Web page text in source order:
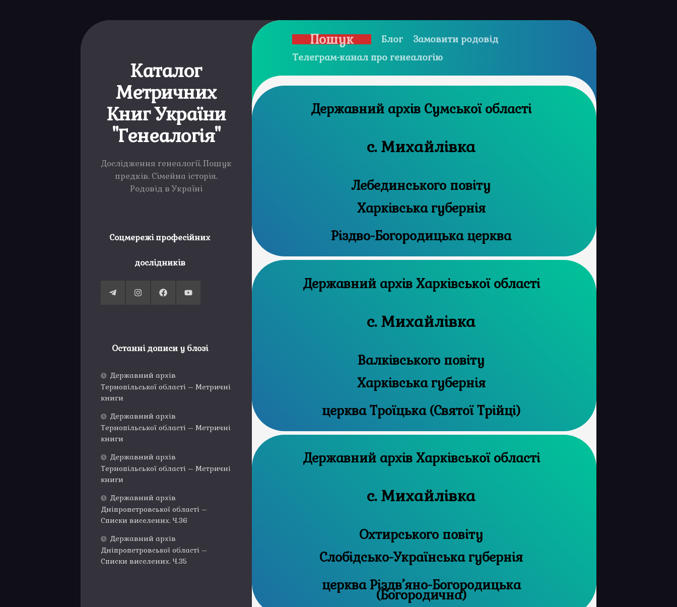
Каталог
Метричних
Книг України
"Генеалогія"
Дослідження генеалогії. Пошук
предків. Сімейна історія.
Родовід в Україні
Соцмережі професійних
дослідників
Останні дописи у блозі
Державний архів
Тернопільської області – Метричні
книги
Державний архів
Тернопільської області – Метричні
книги
Державний архів
Тернопільської області – Метричні
книги
Державний архів
Дніпропетровської області –
Списки виселених. Ч.36
Державний архів
Дніпропетровської області –
Списки виселених. Ч.35
Пошук Блог
Замовити родовід
Телеграм-канал про генеалогію
Державний архів Сумської області
с. Михайлівка
Лебединського повіту
Харківська губернія
Різдво-Богородицька церква
Державний архів Харківської області
с. Михайлівка
Валківського повіту
Харківська губернія
церква Троїцька (Святої Трійці)
Державний архів Харківської області
с. Михайлівка
Охтирського повіту
Слобідсько-Українська губернія
церква Різдв’яно-Богородицька
(Богородична)